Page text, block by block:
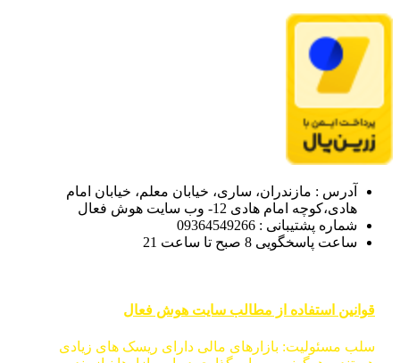
آدرس : مازندران، ساری، خیابان معلم، خیابان امام
هادی،کوچه امام هادی 12- وب سایت هوش فعال
شماره پشتیبانی : 09364549266
ساعت پاسخگویی 8 صبح تا ساعت 21
قوانین استفاده از مطالب سایت هوش فعال
سلب مسئولیت: بازارهای مالی دارای ریسک های زیادی